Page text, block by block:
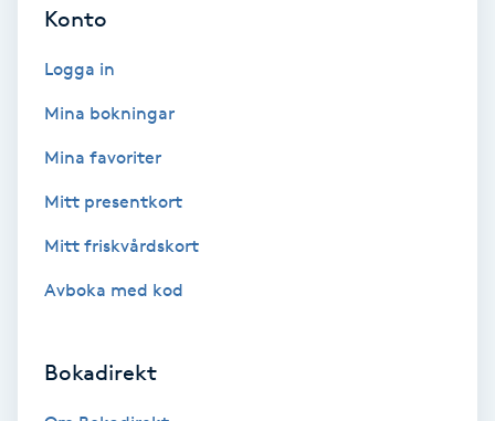
Fotvård
Fransborttagning
Konto
Logga in
Mina bokningar
Mina favoriter
Mitt presentkort
Mitt friskvårdskort
Avboka med kod
Bokadirekt